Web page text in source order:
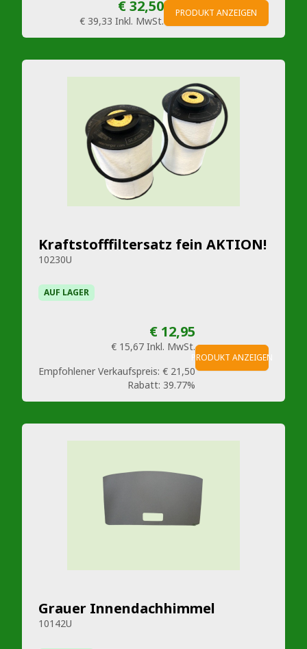
€ 32,50
€ 39,33 Inkl. MwSt.
PRODUKT ANZEIGEN
Kraftstofffiltersatz fein AKTION!
10230U
AUF LAGER
€ 12,95
€ 15,67 Inkl. MwSt.
Empfohlener Verkaufspreis: € 21,50
Rabatt: 39.77%
PRODUKT ANZEIGEN
Grauer Innendachhimmel
10142U